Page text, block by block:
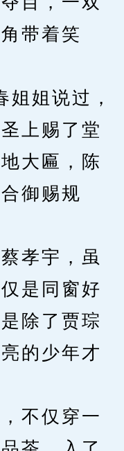
带着笑
姐说过，
上赐了堂
大匾，陈
御赐规
孝宇，虽
是同窗好
除了贾琮
的少年才
不仅穿一